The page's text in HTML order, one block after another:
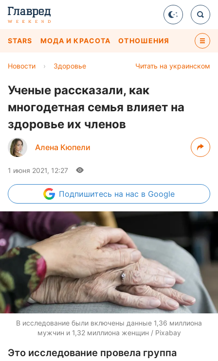
STARS МОДА И КРАСОТА ОТНОШЕНИЯ
Читать на украинском
Новости › Здоровье
Ученые рассказали, как
многодетная семья влияет на
здоровье их членов
Алена Кюпели
1 июня 2021, 12:27
Подпишитесь на нас в Google
В исследование были включены данные 1,36 миллиона
мужчин и 1,32 миллиона женщин / Pixabay
Это исследование провела группа